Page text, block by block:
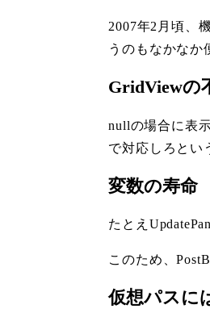
2007年2月頃、
うのもなかなか
GridViewの
nullの場合に表
で対応しろとい
変数の寿命
たとえ
このため、
仮想パスに